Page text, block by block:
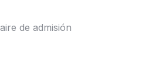
de admisión